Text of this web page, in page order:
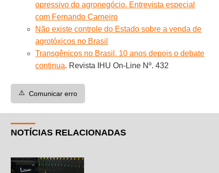
opressivo do agronegócio. Entrevista especial
com Fernando Carneiro
Não existe controle do Estado sobre a venda de
agrotóxicos no Brasil
Transgênicos no Brasil. 10 anos depois o debate
continua. Revista IHU On-Line Nº. 432
⚠️ Comunicar erro
NOTÍCIAS RELACIONADAS